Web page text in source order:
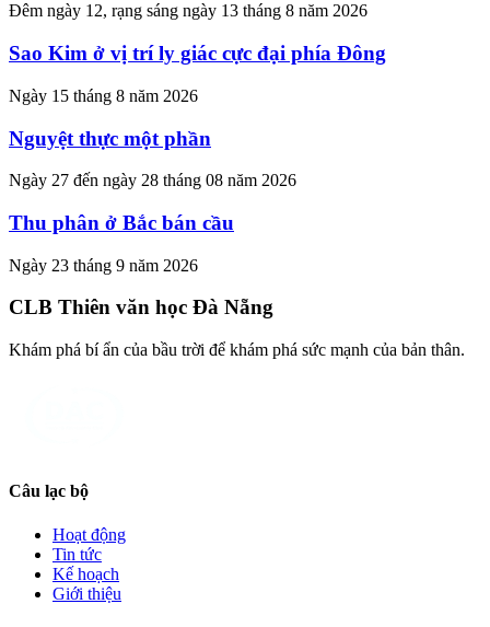
Đêm ngày 12, rạng sáng ngày 13 tháng 8 năm 2026
Sao Kim ở vị trí ly giác cực đại phía Đông
Ngày 15 tháng 8 năm 2026
Nguyệt thực một phần
Ngày 27 đến ngày 28 tháng 08 năm 2026
Thu phân ở Bắc bán cầu
Ngày 23 tháng 9 năm 2026
CLB Thiên văn học Đà Nẵng
Khám phá bí ẩn của bầu trời để khám phá sức mạnh của bản thân.
Câu lạc bộ
Hoạt động
Tin tức
Kế hoạch
Giới thiệu